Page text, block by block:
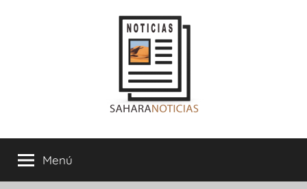
Sahara
Noticias
Menú